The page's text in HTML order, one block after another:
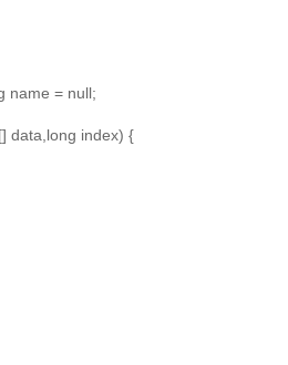
name = null;
data,long index) {